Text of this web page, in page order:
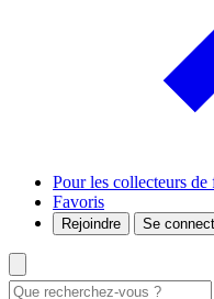
Pour les collecteurs de
Favoris
Rejoindre Se